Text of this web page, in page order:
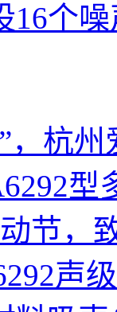
16个
，杭
型
节，
声